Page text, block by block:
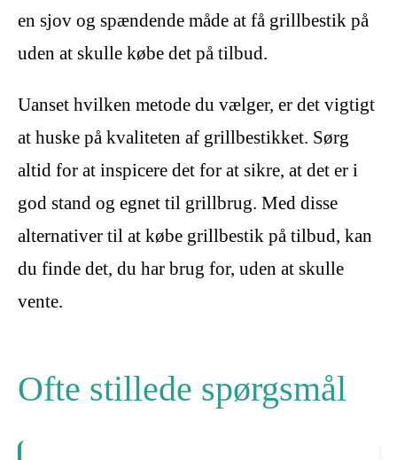
en sjov og spændende måde at få grillbestik på
uden at skulle købe det på tilbud.
Uanset hvilken metode du vælger, er det vigtigt
at huske på kvaliteten af grillbestikket. Sørg
altid for at inspicere det for at sikre, at det er i
god stand og egnet til grillbrug. Med disse
alternativer til at købe grillbestik på tilbud, kan
du finde det, du har brug for, uden at skulle
vente.
Ofte stillede spørgsmål